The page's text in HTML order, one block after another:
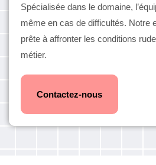
Spécialisée dans le domaine,
même en cas de difficultés. Notre
prête à affronter les conditions
métier.
Contactez-nous